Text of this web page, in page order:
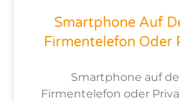
Smartphone Auf
Firmentelefon Oder
Smartphone auf
Firmentelefon oder